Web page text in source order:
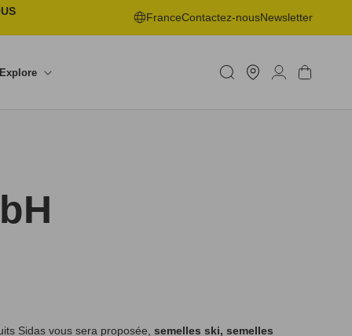
FranceContactez-nousNewsletter
Explore
un
shop
ConnexionPanier
Sidas vous sera proposée, semelles ski, semelles